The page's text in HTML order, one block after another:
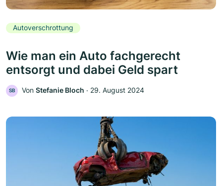
Autoverschrottung
Wie man ein Auto fachgerecht
entsorgt und dabei Geld spart
SB Von Stefanie Bloch ‧ 29. August 2024